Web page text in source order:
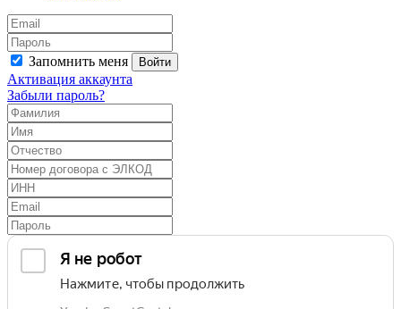
Запомнить меня Войти
Активация аккаунта
Забыли пароль?